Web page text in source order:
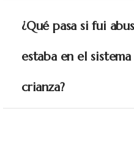
¿Qué pasa si fui
estaba en el
crianza?